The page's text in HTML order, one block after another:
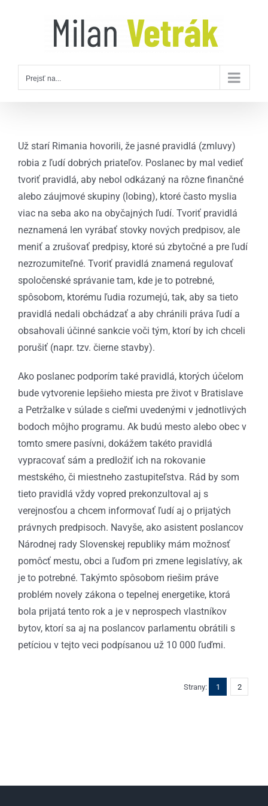
Prejsť na...
Už starí Rimania hovorili, že jasné pravidlá (zmluvy)
robia z ľudí dobrých priateľov. Poslanec by mal vedieť
tvoriť pravidlá, aby nebol odkázaný na rôzne finančné
alebo záujmové skupiny (lobing), ktoré často myslia
viac na seba ako na obyčajných ľudí. Tvoriť pravidlá
neznamená len vyrábať stovky nových predpisov, ale
meniť a zrušovať predpisy, ktoré sú zbytočné a pre ľudí
nezrozumiteľné. Tvoriť pravidlá znamená regulovať
spoločenské správanie tam, kde je to potrebné,
spôsobom, ktorému ľudia rozumejú, tak, aby sa tieto
pravidlá nedali obchádzať a aby chránili práva ľudí a
obsahovali účinné sankcie voči tým, ktorí by ich chceli
porušiť (napr. tzv. čierne stavby).
Ako poslanec podporím také pravidlá, ktorých účelom
bude vytvorenie lepšieho miesta pre život v Bratislave
a Petržalke v súlade s cieľmi uvedenými v jednotlivých
bodoch môjho programu. Ak budú mesto alebo obec v
tomto smere pasívni, dokážem takéto pravidlá
vypracovať sám a predložiť ich na rokovanie
mestského, či miestneho zastupiteľstva. Rád by som
tieto pravidlá vždy vopred prekonzultoval aj s
verejnosťou a chcem informovať ľudí aj o prijatých
právnych predpisoch. Navyše, ako asistent poslancov
Národnej rady Slovenskej republiky mám možnosť
pomôcť mestu, obci a ľuďom pri zmene legislatívy, ak
je to potrebné. Takýmto spôsobom riešim práve
problém novely zákona o tepelnej energetike, ktorá
bola prijatá tento rok a je v neprospech vlastníkov
bytov, ktorí sa aj na poslancov parlamentu obrátili s
petíciou v tejto veci podpísanou už 10 000 ľuďmi.
Strany: 1 2